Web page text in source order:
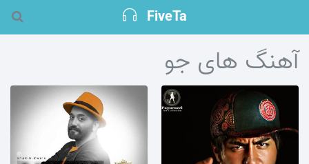
FiveTa
آهنگ های جو